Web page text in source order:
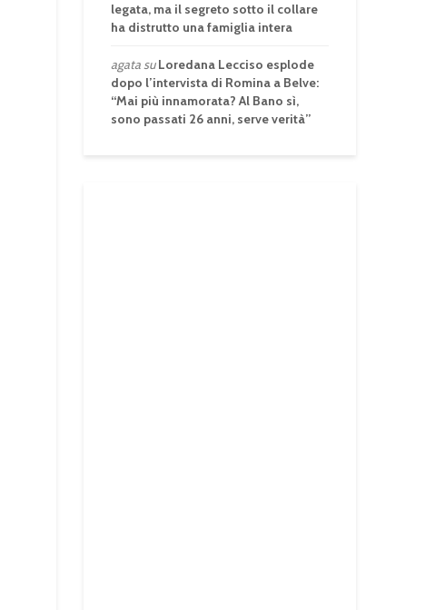
legata, ma il segreto sotto il collare
ha distrutto una famiglia intera
agatasuLoredana Lecciso esplode
dopo l’intervista di Romina a Belve:
“Mai più innamorata? Al Bano sì,
sono passati 26 anni, serve verità”